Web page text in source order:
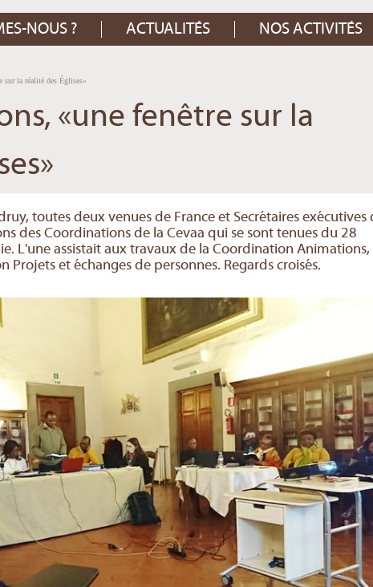
NOUS ? ACTUALITÉS NOS ACTIVITÉS
sur la réalité des Églises»
«une fenêtre sur la
toutes deux venues de France et Secrétaires exécutives
des Coordinations de la Cevaa qui se sont tenues du 28
L'une assistait aux travaux de la Coordination Animations,
Projets et échanges de personnes. Regards croisés.